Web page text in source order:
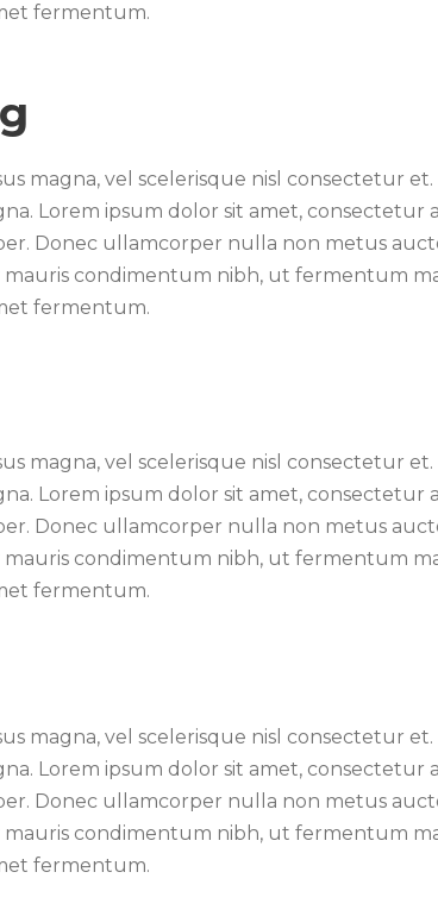
fermentum.
magna, vel scelerisque nisl consectetur
Lorem ipsum dolor sit amet, consectetur
Donec ullamcorper nulla non metus
condimentum nibh, ut fermentum
fermentum.
magna, vel scelerisque nisl consectetur
Lorem ipsum dolor sit amet, consectetur
Donec ullamcorper nulla non metus
condimentum nibh, ut fermentum
fermentum.
magna, vel scelerisque nisl consectetur
Lorem ipsum dolor sit amet, consectetur
Donec ullamcorper nulla non metus
condimentum nibh, ut fermentum
fermentum.